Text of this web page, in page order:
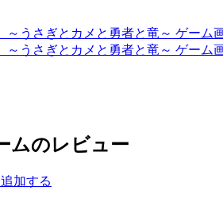
ムのレビュー
加する